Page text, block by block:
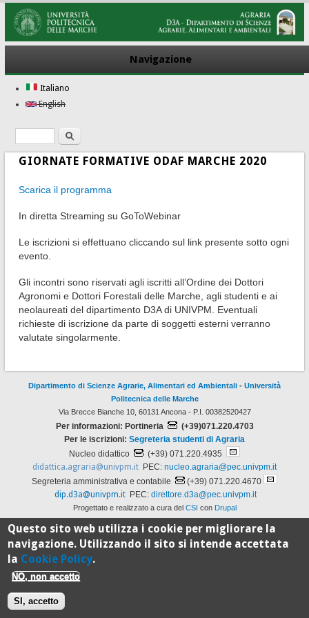
Navigazione
Italiano
English
Form di ricerca
Ricerca
GIORNATE FORMATIVE ODAF MARCHE 2020
Scarica il programma
In diretta Streaming su GoToWebinar
Le iscrizioni si effettuano cliccando sul link presente sotto ogni
evento.
Gli incontri sono riservati agli iscritti all’Ordine dei Dottori
Agronomi e Dottori Forestali delle Marche, agli studenti e ai
neolaureati del dipartimento D3A di UNIVPM. Eventuali
richieste di iscrizione da parte di soggetti esterni verranno
valutate singolarmente.
Dipartimento di Scienze Agrarie, Alimentari ed Ambientali - Università
Politecnica delle Marche
Via Brecce Bianche 10, 60131 Ancona - P.I. 00382520427
Per informazioni: Portineria
(+39)071.220.4703
Per le iscrizioni: Segreteria studenti di Agraria
Nucleo didattico
(+39) 071.220.4935
didattica.agraria@univpm.it PEC: nucleo.agraria@pec.univpm.it
Segreteria amministrativa e contabile
(+39) 071.220.4670
dip.d3a@univpm.it PEC: direttore.d3a@pec.univpm.it
Progettato e realizzato a cura del CSI con Drupal
100%
Standard
Questo sito web utilizza i cookie per migliorare la
navigazione. Utilizzando il sito si intende accettata
la Cookie Policy.
NO, non accetto
SI, accetto